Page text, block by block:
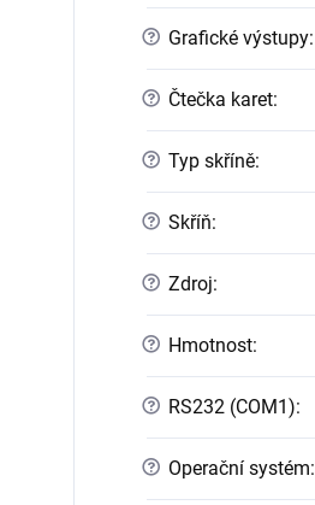
? Grafické výstupy:
? Čtečka karet:
? Typ skříně:
? Skříň:
? Zdroj:
? Hmotnost:
? RS232 (COM1):
? Operační systém: